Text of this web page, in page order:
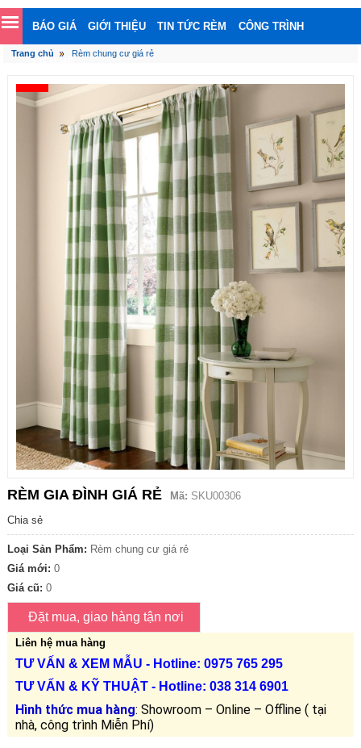
BÁO GIÁ GIỚI THIỆU TIN TỨC RÈM CÔNG TRÌNH
Trang chủ Rèm chung cư giá rẻ
RÈM GIA ĐÌNH GIÁ RẺ Mã: SKU00306
Chia sẻ
Loại Sản Phẩm: Rèm chung cư giá rẻ
Giá mới: 0
Giá cũ: 0
Liên hệ mua hàng
TƯ VẤN & XEM MẪU - Hotline: 0975 765 295
TƯ VẤN & KỸ THUẬT- Hotline: 038 314 6901
Hình thức mua hàng: Showroom – Online – Offline ( tại
nhà, công trình Miễn Phí)